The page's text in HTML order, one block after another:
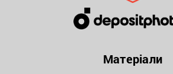
Матеріали